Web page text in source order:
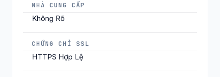
NHÀ CUNG CẤP
Không Rõ
CHỨNG CHỈ SSL
HTTPS Hợp Lệ